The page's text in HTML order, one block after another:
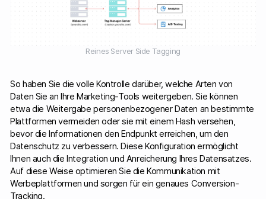
Reines Server Side Tagging
So haben Sie die volle Kontrolle darüber, welche Arten von
Daten Sie an Ihre Marketing-Tools weitergeben. Sie können
etwa die Weitergabe personenbezogener Daten an bestimmte
Plattformen vermeiden oder sie mit einem Hash versehen,
bevor die Informationen den Endpunkt erreichen, um den
Datenschutz zu verbessern. Diese Konfiguration ermöglicht
Ihnen auch die Integration und Anreicherung Ihres Datensatzes.
Auf diese Weise optimieren Sie die Kommunikation mit
Werbeplattformen und sorgen für ein genaues Conversion-
Tracking.